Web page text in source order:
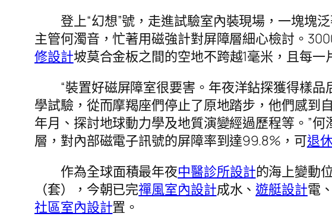
登上“幻想”號，走進試驗室內裝現場，一塊塊
主管何濁音，忙著用磁強計對屏障層細心檢討。
修設計坡莫合金板之間的空地不跨越1毫米，且每
“裝置好磁屏障室很要害。年夜洋鉆探獲得樣品
學試驗，從而摩羯座們停止了原地踏步，他們感到
年月、探討地球動力學及地質演變經過歷程等。”
層，對內部磁電子訊號的屏障率到達99.8%，可退
作為全球面積最年夜中醫診所設計的海上變動
（套），今朝已完禪風室內設計成水、 遊艇設計電
社區室內設計置。